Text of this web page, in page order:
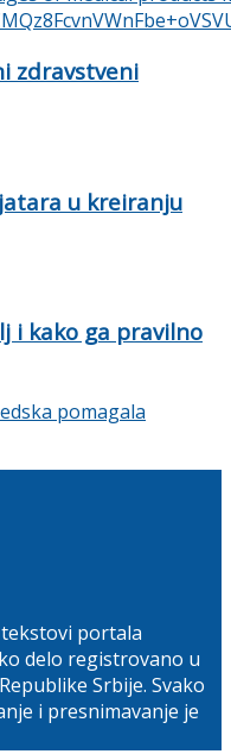
zdravstveni
u kreiranju
i kako ga pravilno
portala
delo registrovano u
Srbije. Svako
i presnimavanje je